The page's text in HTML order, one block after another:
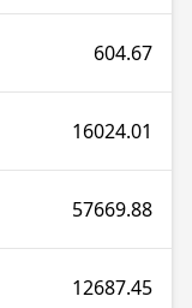
604.67
16024.01
57669.88
12687.45